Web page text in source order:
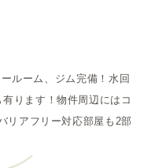
ルーム、ジム完備！水回
ります！物件周辺にはコ
リアフリー対応部屋も2部